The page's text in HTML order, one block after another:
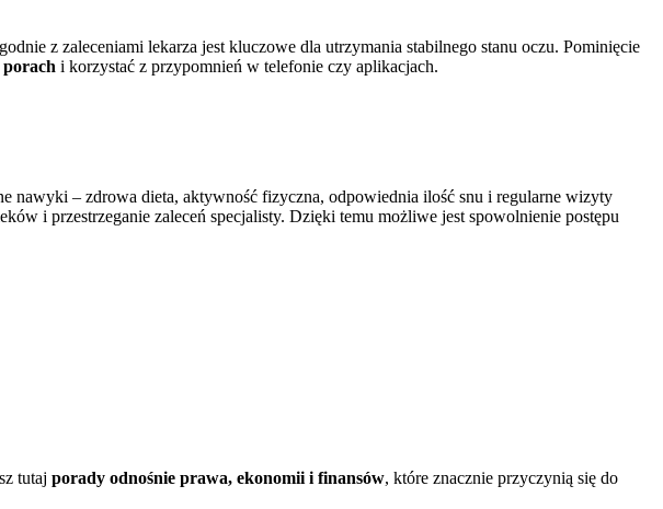
z zaleceniami lekarza jest kluczowe dla utrzymania stabilnego stanu oczu. Pominięcie
porach i korzystać z przypomnień w telefonie czy aplikacjach.
nawyki – zdrowa dieta, aktywność fizyczna, odpowiednia ilość snu i regularne wizyty
i przestrzeganie zaleceń specjalisty. Dzięki temu możliwe jest spowolnienie postępu
tutaj porady odnośnie prawa, ekonomii i finansów, które znacznie przyczynią się do